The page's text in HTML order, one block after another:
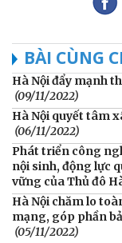
BÀI CÙNG
Hà Nội đẩy mạnh
(09/11/2022)
Hà Nội quyết tâm
(06/11/2022)
Phát triển công
nội sinh, động lực
vững của Thủ đô
Hà Nội chăm lo
mạng, góp phần
(05/11/2022)